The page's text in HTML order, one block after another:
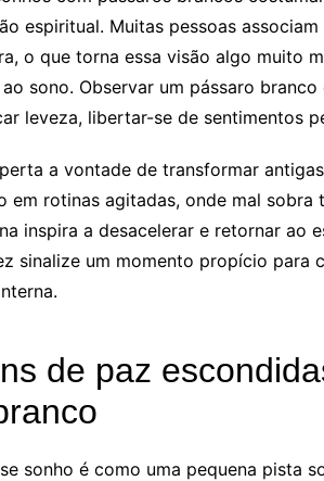
espiritual. Muitas pessoas
o que torna essa visão algo muito
sono. Observar um pássaro
leveza, libertar-se de sentimentos
a vontade de transformar
em rotinas agitadas, onde mal sobra
inspira a desacelerar e retornar ao
sinalize um momento propício para
de paz
sonho é como uma pequena pista